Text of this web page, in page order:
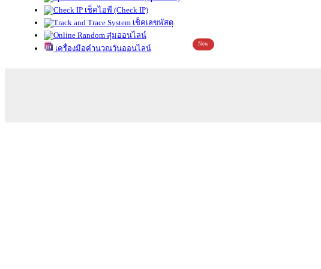
เช็คไอพี (Check IP)
เช็คเลขพัสดุ
สุ่มออนไลน์
เครื่องมือคำนวณวันออนไลน์
New